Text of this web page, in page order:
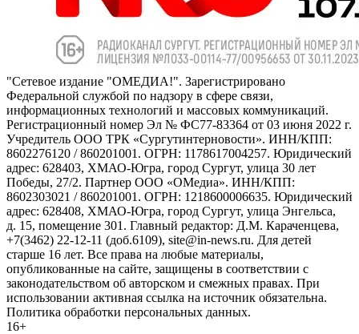
"Сетевое издание "ОМЕДИА!". Зарегистрировано
Федеральной службой по надзору в сфере связи,
информационных технологий и массовых коммуникаций.
Регистрационный номер Эл № ФС77-83364 от 03 июня 2022 г.
Учредитель ООО ТРК «Сургутинтерновости». ИНН/КПП:
8602276120 / 860201001. ОГРН: 1178617004257. Юридический
адрес: 628403, ХМАО-Югра, город Сургут, улица 30 лет
Победы, 27/2. Партнер ООО «ОМедиа». ИНН/КПП:
8602303021 / 860201001. ОГРН: 1218600006635. Юридический
адрес: 628408, ХМАО-Югра, город Сургут, улица Энгельса,
д. 15, помещение 301. Главный редактор: Д.М. Караченцева,
+7(3462) 22-12-11 (доб.6109), site@in-news.ru. Для детей
старше 16 лет. Все права на любые материалы,
опубликованные на сайте, защищены в соответствии с
законодательством об авторском и смежных правах. При
использовании активная ссылка на источник обязательна.
Политика обработки персональных данных.
16+